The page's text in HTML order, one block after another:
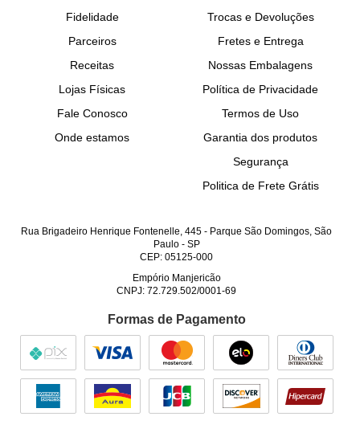
Fidelidade
Parceiros
Receitas
Lojas Físicas
Fale Conosco
Onde estamos
Trocas e Devoluções
Fretes e Entrega
Nossas Embalagens
Política de Privacidade
Termos de Uso
Garantia dos produtos
Segurança
Politica de Frete Grátis
Rua Brigadeiro Henrique Fontenelle, 445 - Parque São Domingos, São
Paulo- SP
CEP: 05125-000
Empório Manjericão
CNPJ: 72.729.502/0001-69
Formas de Pagamento